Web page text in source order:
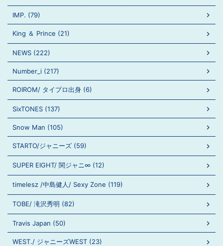
IMP. (79)
King ＆ Prince (21)
NEWS (222)
Number_i (217)
ROIROM/ タイプロ出身 (6)
SixTONES (137)
Snow Man (105)
STARTO/ジャニーズ (59)
SUPER EIGHT/ 関ジャニ∞ (12)
timelesz /中島健人/ Sexy Zone (119)
TOBE/ 滝沢秀明 (82)
Travis Japan (50)
WEST./ ジャニーズWEST (23)